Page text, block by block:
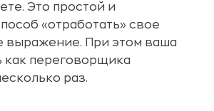
Это простой и
«отработать» свое
выражение. При этом ваша
как переговорщика
раз.